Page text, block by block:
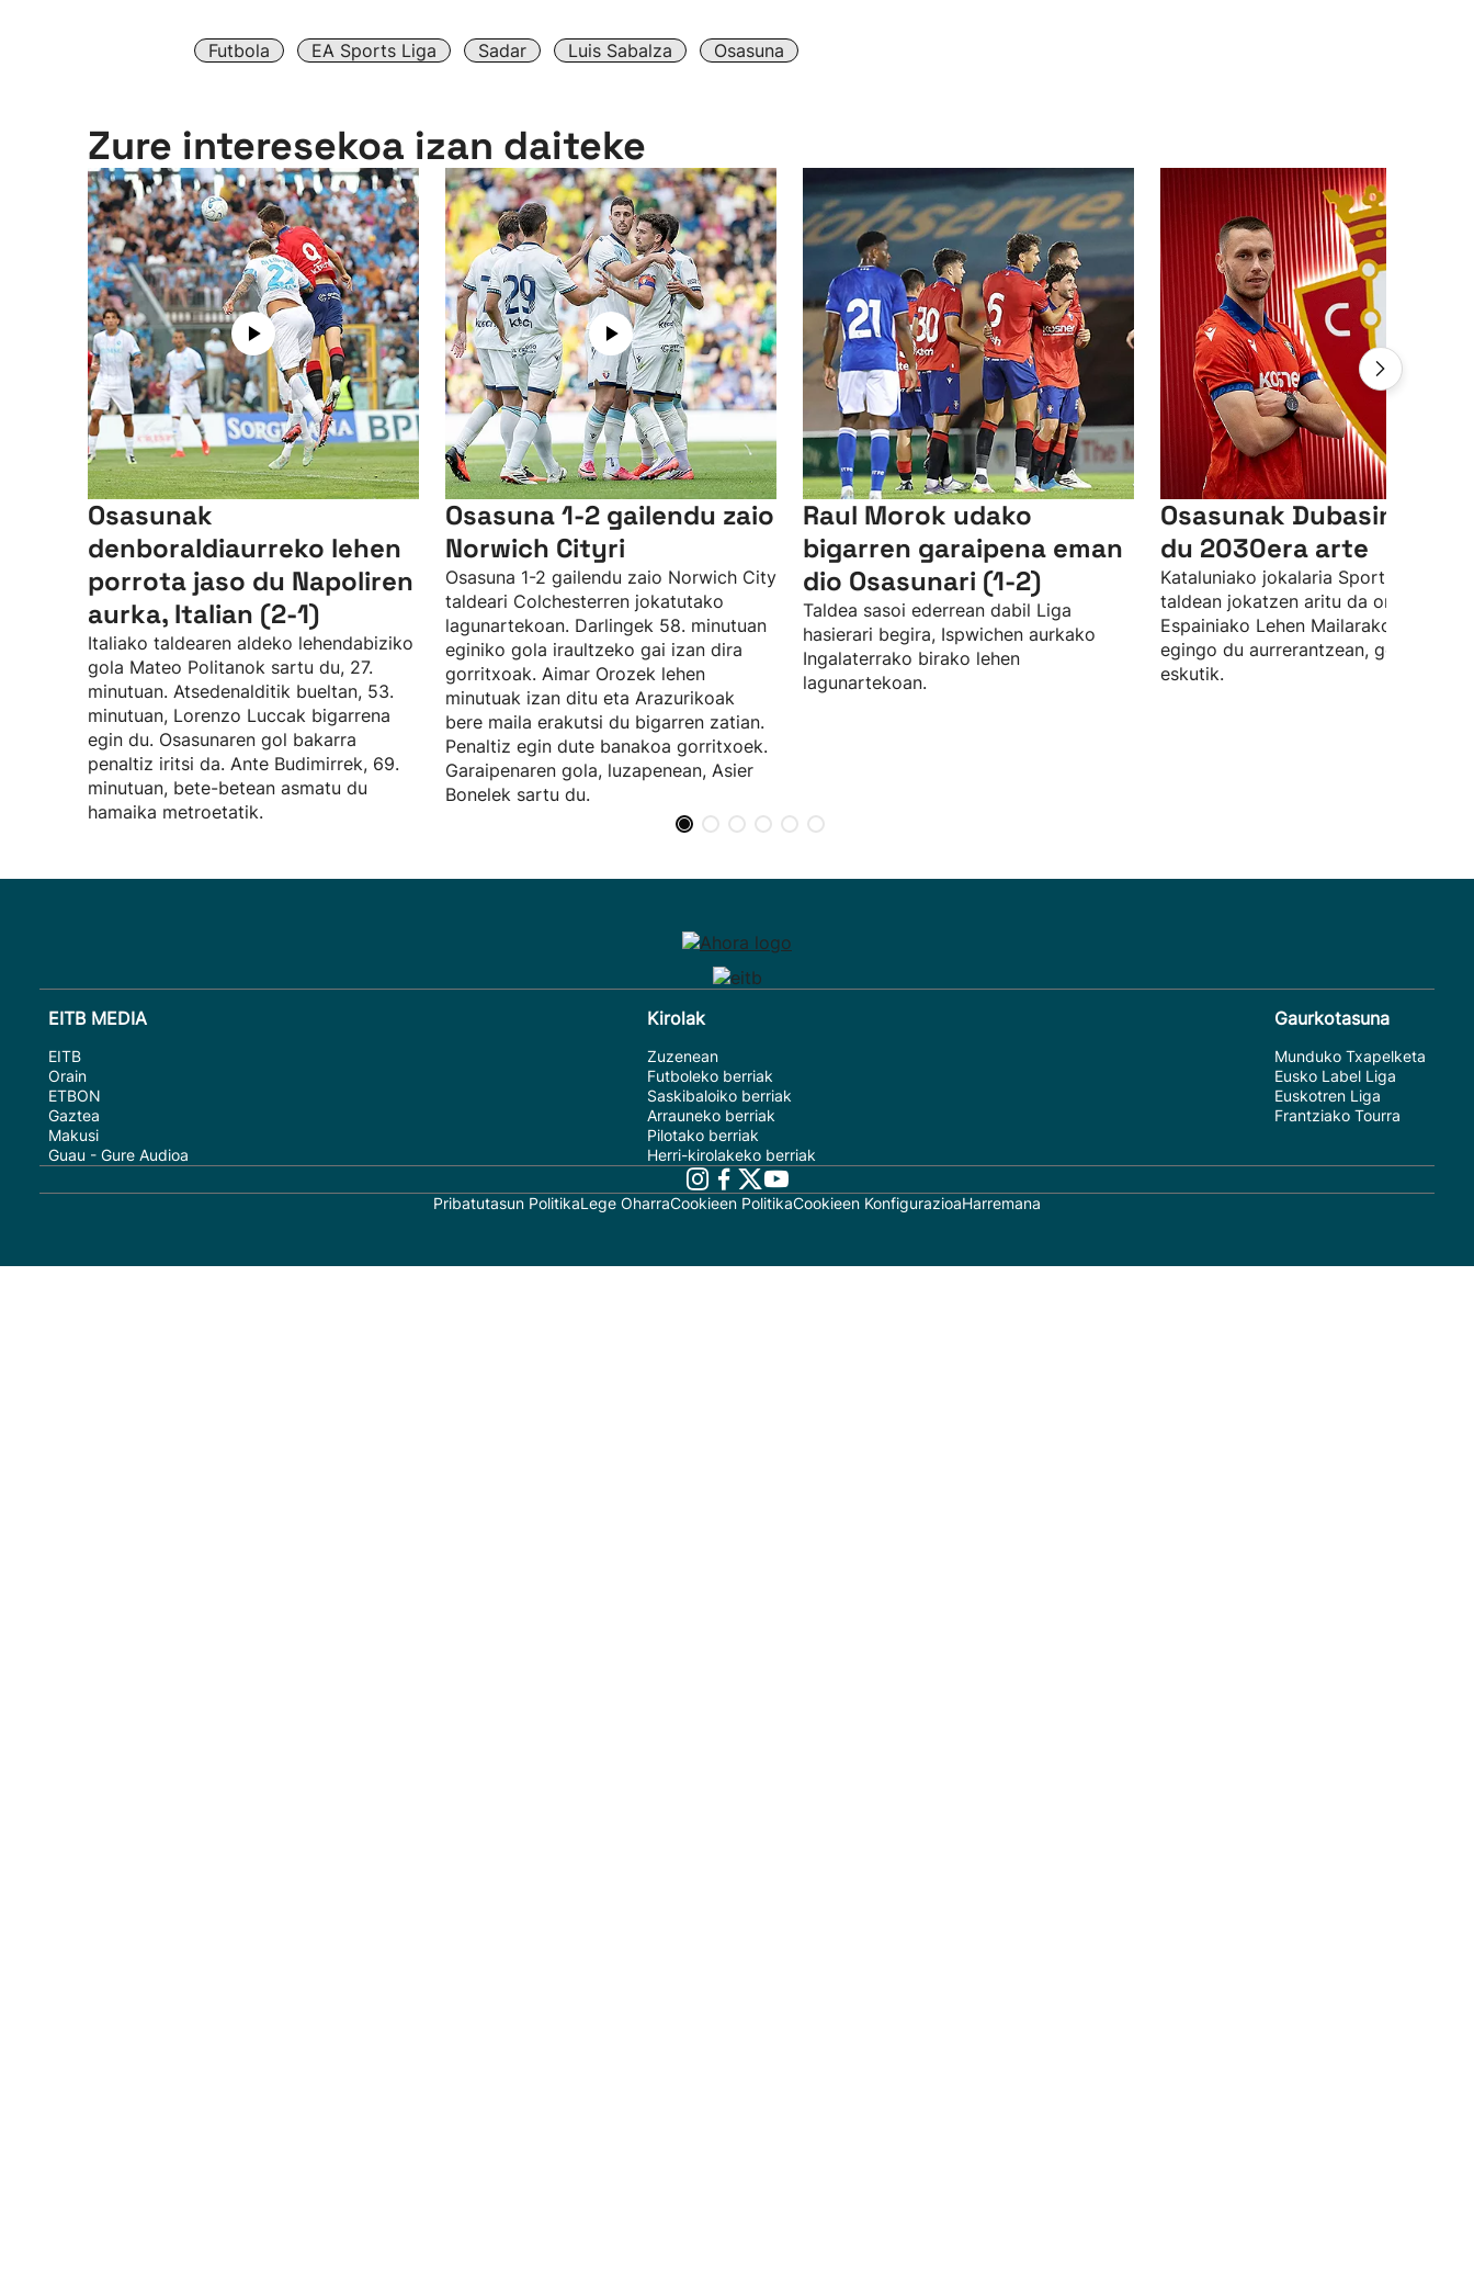
Futbola EA Sports Liga Sadar Luis Sabalza Osasuna
Zure interesekoa izan daiteke
Osasunak
denboraldiaurreko lehen
porrota jaso du Napoliren
aurka, Italian (2-1)
Italiako taldearen aldeko lehendabiziko
gola Mateo Politanok sartu du, 27.
minutuan. Atsedenalditik bueltan, 53.
minutuan, Lorenzo Luccak bigarrena
egin du. Osasunaren gol bakarra
penaltiz iritsi da. Ante Budimirrek, 69.
minutuan, bete-betean asmatu du
hamaika metroetatik.
Osasuna 1-2 gailendu zaio
Norwich Cityri
Osasuna 1-2 gailendu zaio Norwich City
taldeari Colchesterren jokatutako
lagunartekoan. Darlingek 58. minutuan
eginiko gola iraultzeko gai izan dira
gorritxoak. Aimar Orozek lehen
minutuak izan ditu eta Arazurikoak
bere maila erakutsi du bigarren zatian.
Penaltiz egin dute banakoa gorritxoek.
Garaipenaren gola, luzapenean, Asier
Bonelek sartu du.
Raul Morok udako
bigarren garaipena eman
dio Osasunari (1-2)
Taldea sasoi ederrean dabil Liga
hasierari begira, Ispwichen aurkako
Ingalaterrako birako lehen
lagunartekoan.
Osasunak Dubasin
du 2030era arte
Kataluniako jokalaria Sporting Gijon
taldean jokatzen aritu da orain arte,
Espainiako Lehen Mailarako aldaketa
egingo du aurrerantzean, gorritxoen
eskutik.
EITB MEDIA
EITB
Orain
ETBON
Gaztea
Makusi
Guau - Gure Audioa
Kirolak
Zuzenean
Futboleko berriak
Saskibaloiko berriak
Arrauneko berriak
Pilotako berriak
Herri-kirolakeko berriak
Gaurkotasuna
Munduko Txapelketa
Eusko Label Liga
Euskotren Liga
Frantziako Tourra
Pribatutasun PolitikaLege OharraCookieen PolitikaCookieen KonfigurazioaHarremana